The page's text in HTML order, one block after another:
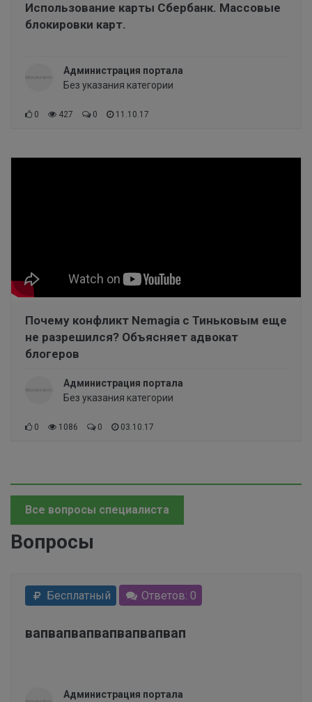
Использование карты Сбербанк. Массовые
блокировки карт.
Администрация портала
Без указания категории
0 427 0 11.10.17
Почему конфликт Nemagia c Тиньковым еще
не разрешился? Объясняет адвокат
блогеров
Администрация портала
Без указания категории
0 1086 0 03.10.17
Все вопросы специалиста
Вопросы
Бесплатный Ответов: 0
вапвапвапвапвапвапвап
Администрация портала